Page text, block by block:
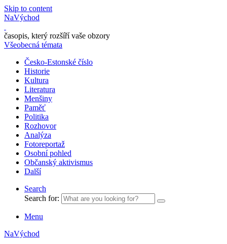
Skip to content
NaVýchod
časopis, který rozšíří vaše obzory
Všeobecná témata
Česko-Estonské číslo
Historie
Kultura
Literatura
Menšiny
Paměť
Politika
Rozhovor
Analýza
Fotoreportaž
Osobní pohled
Občanský aktivismus
Další
Search
Search for:
Menu
NaVýchod